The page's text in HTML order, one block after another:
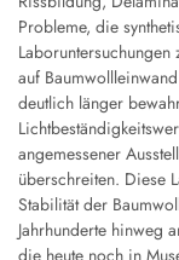
Probleme, die
auf
deutlich länger
angemessener
überschreiten. Diese
Stabilität der
Jahrhunderte hinweg
die heute noch in